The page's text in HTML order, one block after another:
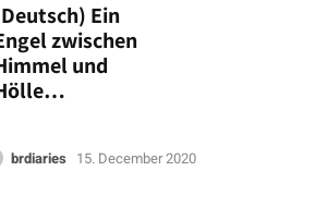
Ein
zwischen
und
brdiaries 15. December 2020